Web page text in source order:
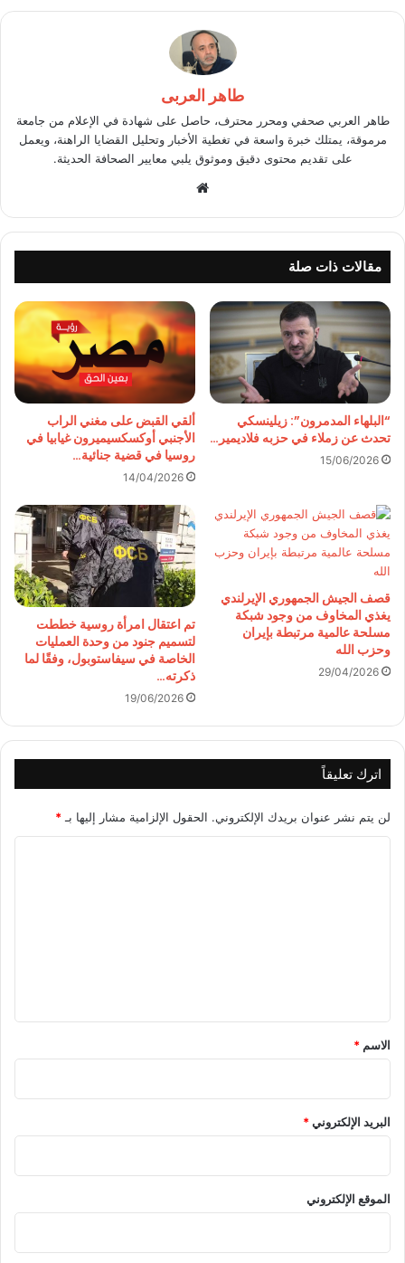
طاهر العربى
طاهر العربي صحفي ومحرر محترف، حاصل على شهادة في الإعلام من جامعة
مرموقة، يمتلك خبرة واسعة في تغطية الأخبار وتحليل القضايا الراهنة، ويعمل
على تقديم محتوى دقيق وموثوق يلبي معايير الصحافة الحديثة.
مقالات ذات صلة
“البلهاء المدمرون”: زيلينسكي
تحدث عن زملاء في حزبه فلاديمير…
15/06/2026
ألقي القبض على مغني الراب
الأجنبي أوكسكسيميرون غيابيا في
روسيا في قضية جنائية…
14/04/2026
قصف الجيش الجمهوري الإيرلندي
يغذي المخاوف من وجود شبكة
مسلحة عالمية مرتبطة بإيران
وحزب الله
29/04/2026
تم اعتقال امرأة روسية خططت
لتسميم جنود من وحدة العمليات
الخاصة في سيفاستوبول، وفقًا لما
ذكرته…
19/06/2026
اترك تعليقاً
لن يتم نشر عنوان بريدك الإلكتروني. الحقول الإلزامية مشار إليها بـ *
*
الاسم *
البريد الإلكتروني*
الموقع الإلكتروني